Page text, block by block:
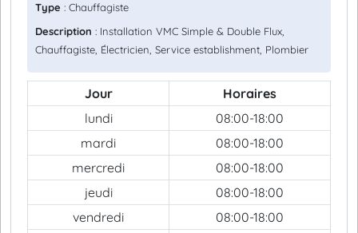
Type : Chauffagiste
Description : Installation VMC Simple & Double Flux,
Chauffagiste, Électricien, Service establishment, Plombier
Jour
Horaires
lundi
08:00-18:00
mardi
08:00-18:00
mercredi
08:00-18:00
jeudi
08:00-18:00
vendredi
08:00-18:00